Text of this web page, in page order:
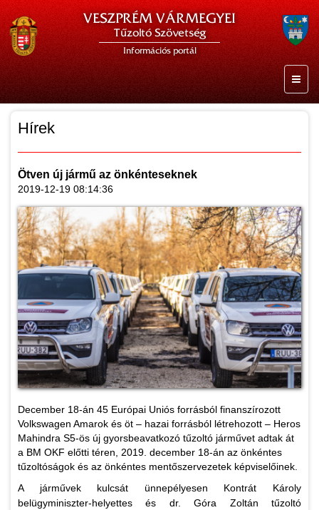
VESZPRÉM VÁRMEGYEI
Tűzoltó Szövetség
Információs portál
Hírek
Ötven új jármű az önkénteseknek
2019-12-19 08:14:36
December 18-án 45 Európai Uniós forrásból finanszírozott
Volkswagen Amarok és öt – hazai forrásból létrehozott – Heros
Mahindra S5-ös új gyorsbeavatkozó tűzoltó járművet adtak át
a BM OKF előtti téren, 2019. december 18-án az önkéntes
tűzoltóságok és az önkéntes mentőszervezetek képviselőinek.
A járművek kulcsát ünnepélyesen Kontrát Károly
belügyminiszter-helyettes és dr. Góra Zoltán tűzoltó